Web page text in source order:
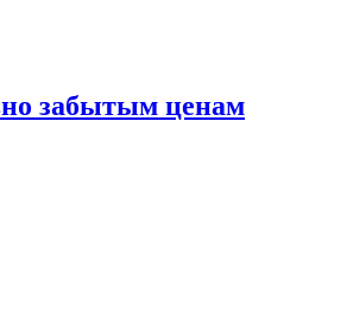
забытым ценам